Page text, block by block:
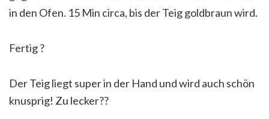
in den Ofen. 15 Min circa, bis der Teig goldbraun wird.
Fertig?
Der Teig liegt super in der Hand und wird auch schön
knusprig! Zu lecker??